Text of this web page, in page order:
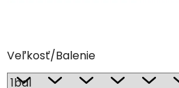
Veľkosť/Balenie